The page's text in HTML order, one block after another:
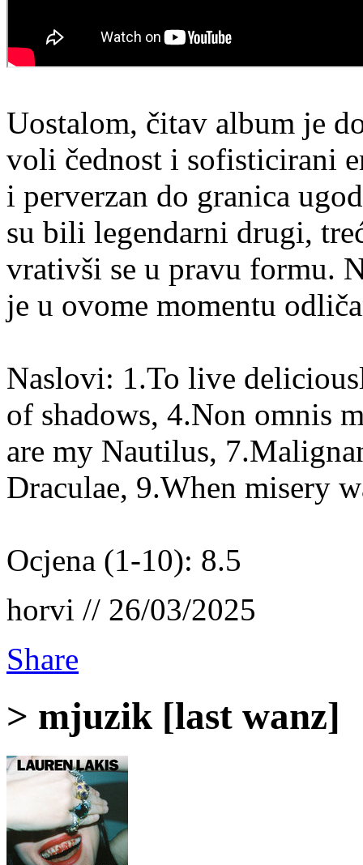
Uostalom, čitav album je
voli čednost i sofisticirani
i perverzan do granica
su bili legendarni drugi,
vrativši se u pravu formu.
je u ovome momentu
Naslovi: 1.To live
of shadows, 4.Non omnis
are my Nautilus,
Draculae, 9.When misery
Ocjena (1-10): 8.5
horvi // 26/03/2025
Share
> mjuzik [last wanz]